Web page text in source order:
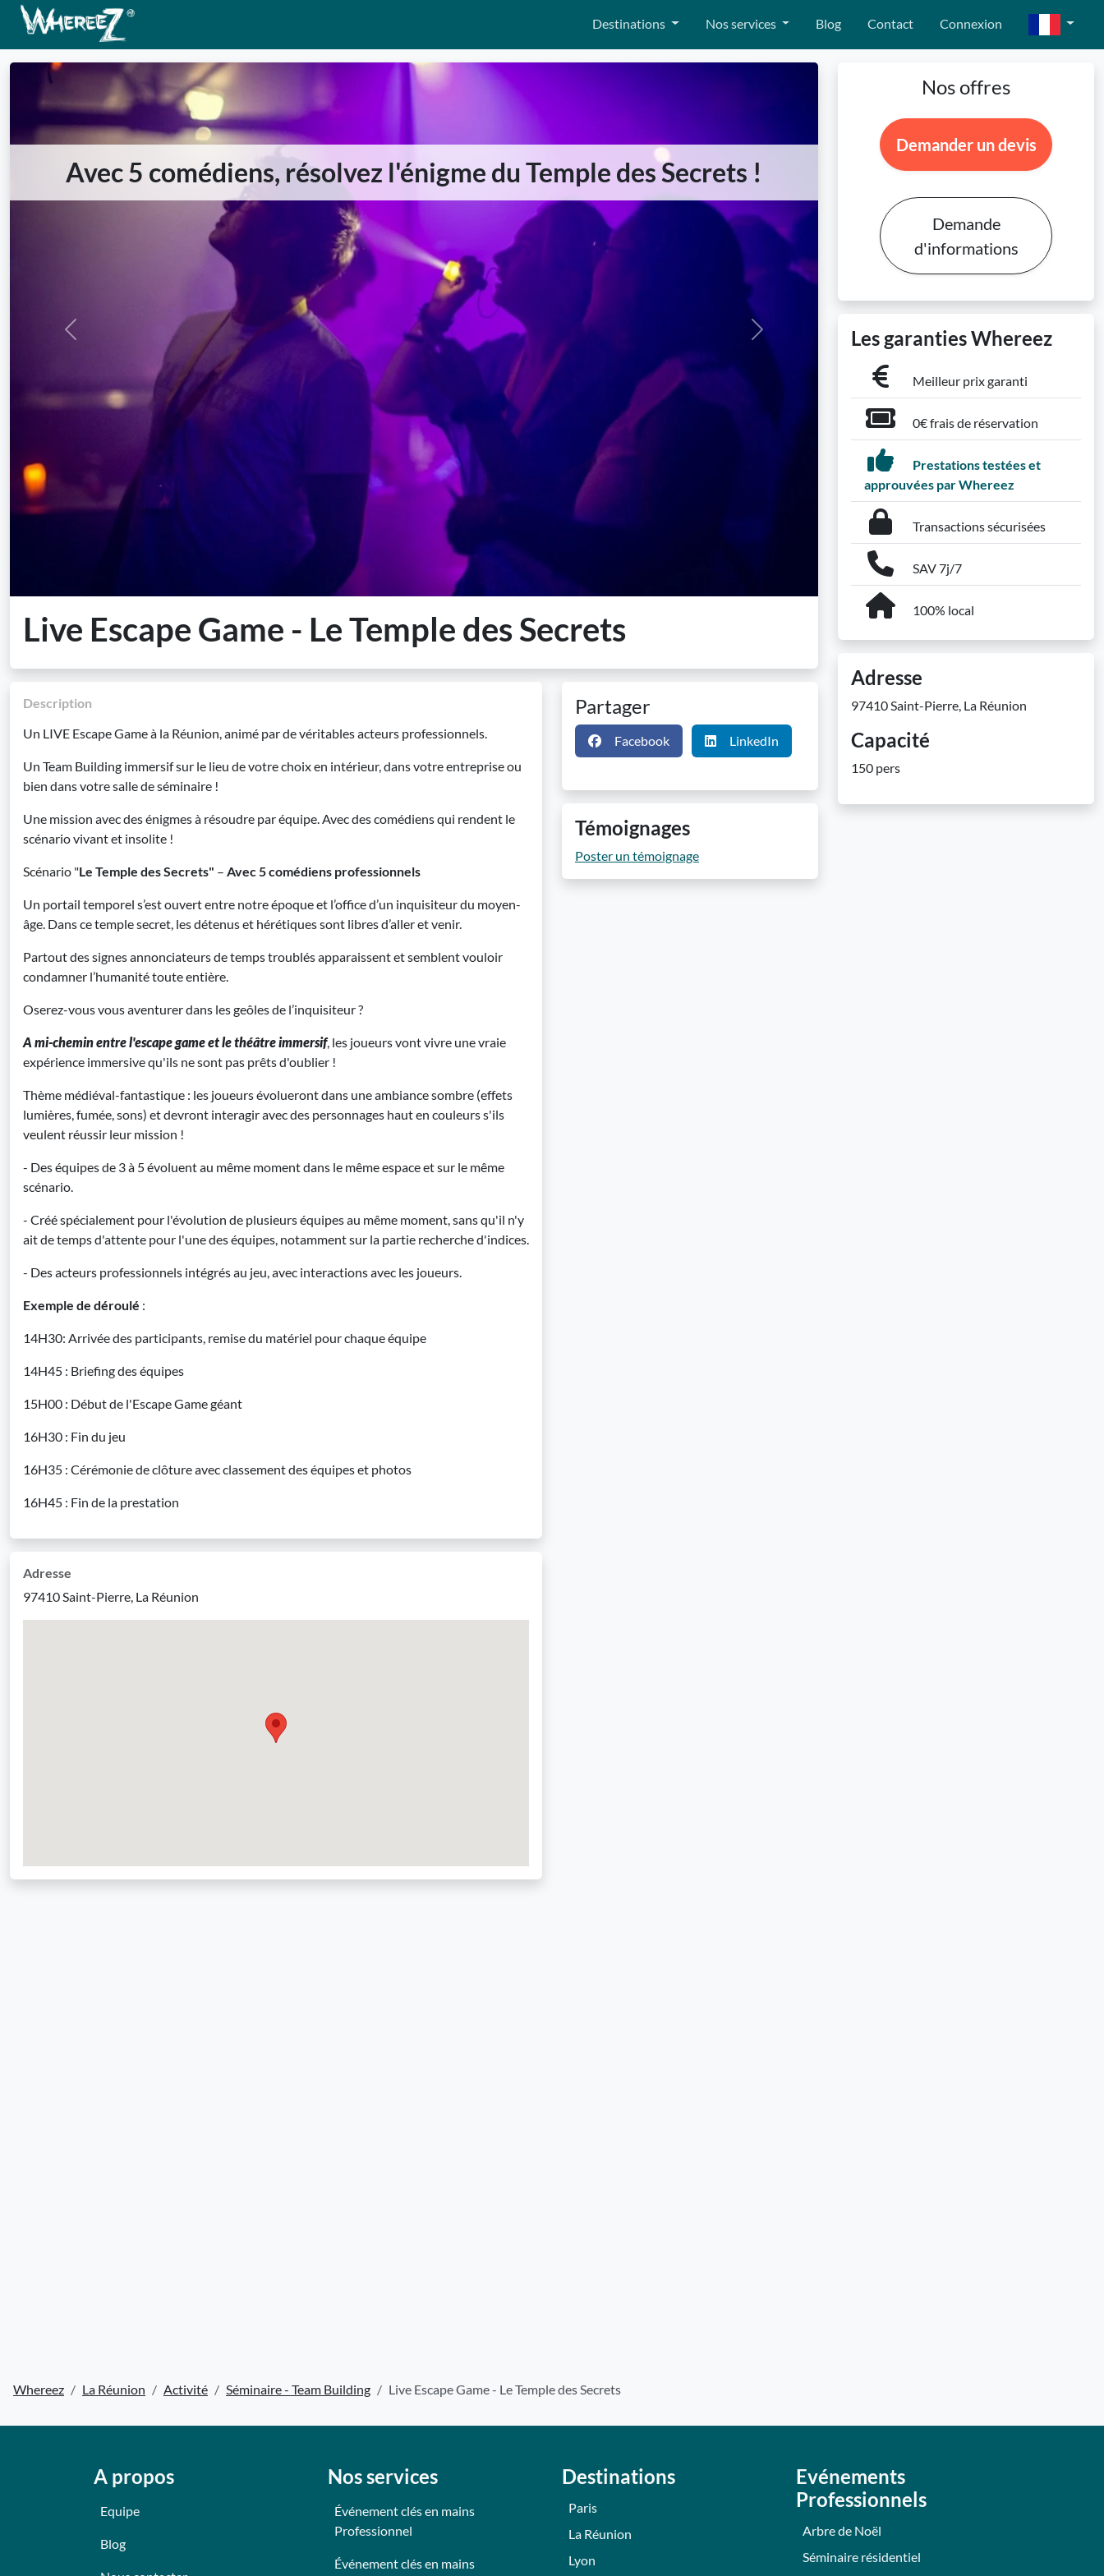
Destinations Nos services Blog Contact Connexion
Avec 5 comédiens, résolvez l'énigme du Temple des Secrets !
Previous Next
Live Escape Game - Le Temple des Secrets
Description
Un LIVE Escape Game à la Réunion, animé par de véritables acteurs professionnels.
Un Team Building immersif sur le lieu de votre choix en intérieur, dans votre entreprise ou
bien dans votre salle de séminaire !
Une mission avec des énigmes à résoudre par équipe. Avec des comédiens qui rendent le
scénario vivant et insolite !
Scénario "Le Temple des Secrets" – Avec 5 comédiens professionnels
Un portail temporel s’est ouvert entre notre époque et l’office d’un inquisiteur du moyen-
âge. Dans ce temple secret, les détenus et hérétiques sont libres d’aller et venir.
Partout des signes annonciateurs de temps troublés apparaissent et semblent vouloir
condamner l’humanité toute entière.
Oserez-vous vous aventurer dans les geôles de l’inquisiteur ?
A mi-chemin entre l'escape game et le théâtre immersif, les joueurs vont vivre une vraie
expérience immersive qu'ils ne sont pas prêts d'oublier !
Thème médiéval-fantastique : les joueurs évolueront dans une ambiance sombre (effets
lumières, fumée, sons) et devront interagir avec des personnages haut en couleurs s'ils
veulent réussir leur mission !
- Des équipes de 3 à 5 évoluent au même moment dans le même espace et sur le même
scénario.
- Créé spécialement pour l'évolution de plusieurs équipes au même moment, sans qu'il n'y
ait de temps d'attente pour l'une des équipes, notamment sur la partie recherche d'indices.
- Des acteurs professionnels intégrés au jeu, avec interactions avec les joueurs.
Exemple de déroulé :
14H30: Arrivée des participants, remise du matériel pour chaque équipe
14H45 : Briefing des équipes
15H00 : Début de l'Escape Game géant
16H30 : Fin du jeu
16H35 : Cérémonie de clôture avec classement des équipes et photos
16H45 : Fin de la prestation
Partager
Facebook LinkedIn
Témoignages
Poster un témoignage
Adresse
97410 Saint-Pierre, La Réunion
Nos offres
Demander un devis
Demande
d'informations
Les garanties Whereez
Meilleur prix garanti
0€ frais de réservation
Prestations testées et
approuvées par Whereez
Transactions sécurisées
SAV 7j/7
100% local
Adresse
97410 Saint-Pierre, La Réunion
Capacité
150 pers
Whereez La Réunion Activité Séminaire - Team Building Live Escape Game - Le Temple des Secrets
A propos
Equipe
Blog
Nos services
Événement clés en mains
Professionnel
Événement clés en mains
Destinations
Paris
La Réunion
Lyon
Evénements
Professionnels
Arbre de Noël
Séminaire résidentiel